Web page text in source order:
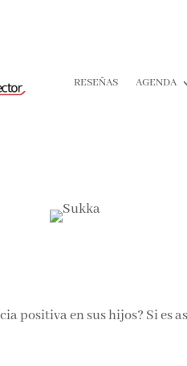
RESEÑAS AGENDA
positiva en sus hijos? Si es